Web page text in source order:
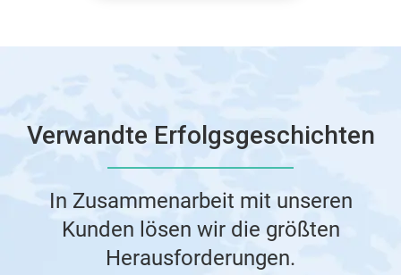
Verwandte Erfolgsgeschichten
In Zusammenarbeit mit unseren
Kunden lösen wir die größten
Herausforderungen.